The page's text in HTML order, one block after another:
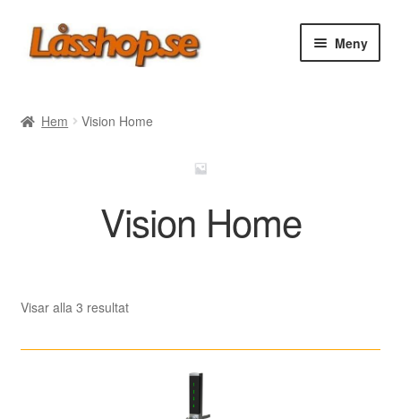
Hoppa
till
Hoppa
till
Meny
Hem Vision Home
Vision Home
Visar alla 3 resultatSortera
senaste